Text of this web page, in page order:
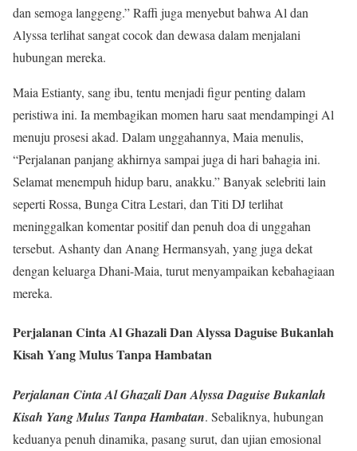
dan semoga langgeng.” Raffi juga menyebut bahwa Al dan
Alyssa terlihat sangat cocok dan dewasa dalam menjalani
hubungan mereka.
Maia Estianty, sang ibu, tentu menjadi figur penting dalam
peristiwa ini. Ia membagikan momen haru saat mendampingi Al
menuju prosesi akad. Dalam unggahannya, Maia menulis,
“Perjalanan panjang akhirnya sampai juga di hari bahagia ini.
Selamat menempuh hidup baru, anakku.” Banyak selebriti lain
seperti Rossa, Bunga Citra Lestari, dan Titi DJ terlihat
meninggalkan komentar positif dan penuh doa di unggahan
tersebut. Ashanty dan Anang Hermansyah, yang juga dekat
dengan keluarga Dhani-Maia, turut menyampaikan kebahagiaan
mereka.
Perjalanan Cinta Al Ghazali Dan Alyssa Daguise Bukanlah
Kisah Yang Mulus Tanpa Hambatan
Perjalanan Cinta Al Ghazali Dan Alyssa Daguise Bukanlah
Kisah Yang Mulus Tanpa Hambatan. Sebaliknya, hubungan
keduanya penuh dinamika, pasang surut, dan ujian emosional